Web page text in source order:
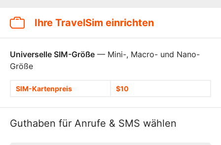
Ihre TravelSim einrichten
Universelle SIM-Größe — Mini-, Macro- und Nano-
Größe
SIM-Kartenpreis $10
Guthaben für Anrufe & SMS wählen